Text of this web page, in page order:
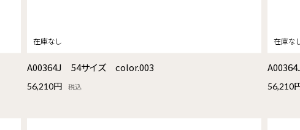
A00364J 54サイズ color.003
56,210円 税込 56,210